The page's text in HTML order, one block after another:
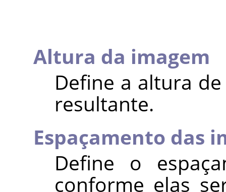
Altura da imagem
Define a altura
resultante.
Espaçamento das
Define o
conforme elas